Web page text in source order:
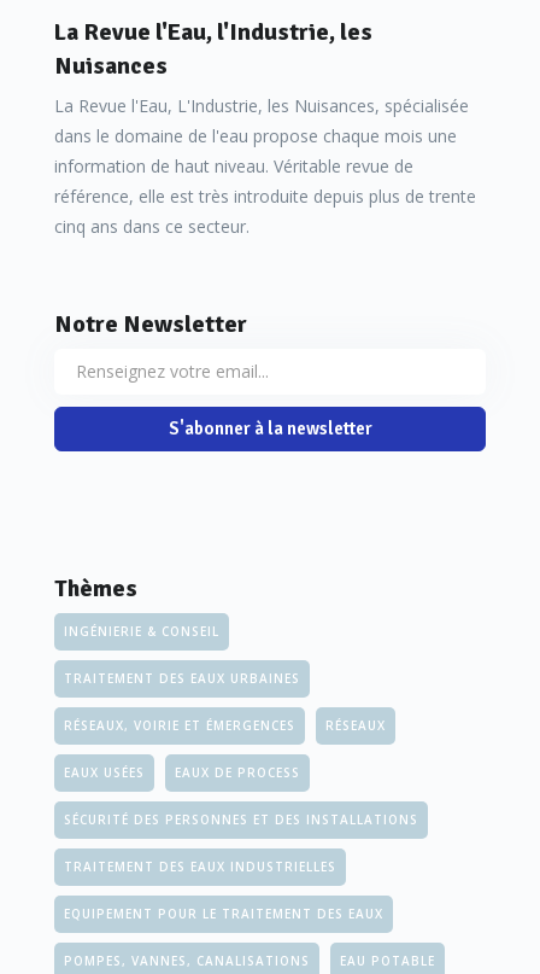
La Revue l'Eau, l'Industrie, les
Nuisances
La Revue l'Eau, L'Industrie, les Nuisances, spécialisée
dans le domaine de l'eau propose chaque mois une
information de haut niveau. Véritable revue de
référence, elle est très introduite depuis plus de trente
cinq ans dans ce secteur.
Notre Newsletter
S'abonner à la newsletter
Thèmes
INGÉNIERIE & CONSEIL
TRAITEMENT DES EAUX URBAINES
RÉSEAUX, VOIRIE ET ÉMERGENCES RÉSEAUX
EAUX USÉES EAUX DE PROCESS
SÉCURITÉ DES PERSONNES ET DES INSTALLATIONS
TRAITEMENT DES EAUX INDUSTRIELLES
EQUIPEMENT POUR LE TRAITEMENT DES EAUX
POMPES, VANNES, CANALISATIONS EAU POTABLE